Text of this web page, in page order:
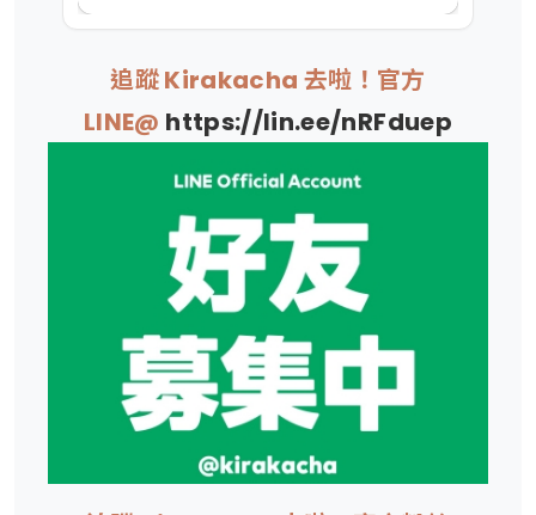
追蹤 Kirakacha 去啦！官方
LINE@ https://lin.ee/nRFduep